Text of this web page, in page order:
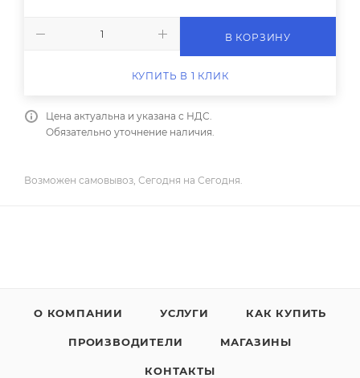
В КОРЗИНУ
КУПИТЬ В 1 КЛИК
Цена актуальна и указана с НДС.
Обязательно уточнение наличия.
Возможен самовывоз, Сегодня на Сегодня.
О КОМПАНИИ УСЛУГИ КАК КУПИТЬ
ПРОИЗВОДИТЕЛИ МАГАЗИНЫ
КОНТАКТЫ